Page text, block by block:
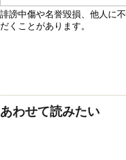
あわせて読みたい